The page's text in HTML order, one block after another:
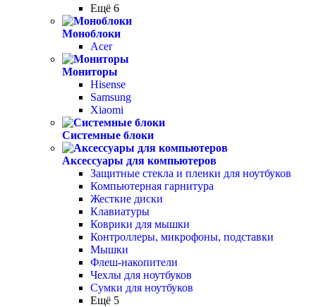
Ещё 6
Моноблоки
Acer
Мониторы
Hisense
Samsung
Xiaomi
Системные блоки
Аксессуары для компьютеров
Защитные стекла и пленки для ноутбуков
Компьютерная гарнитура
Жесткие диски
Клавиатуры
Коврики для мышки
Контроллеры, микрофоны, подставки
Мышки
Флеш-накопители
Чехлы для ноутбуков
Сумки для ноутбуков
Ещё 5